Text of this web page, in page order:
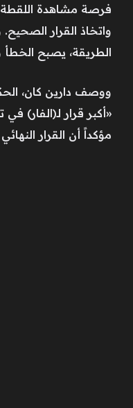
فرصة مشاهدة
واتخاذ القرار
الطريقة، يصبح
ووصف دارين كان،
«أكبر قرار لـ(الفار) في
مؤكداً أن القرار